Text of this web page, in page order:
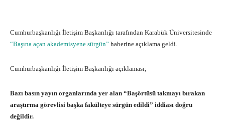
Cumhurbaşkanlığı İletişim Başkanlığı tarafından Karabük Üniversitesinde
“Başına açan akademisyene sürgün” haberine açıklama geldi.
Cumhurbaşkanlığı İletişim Başkanlığı açıklaması;
Bazı basın yayın organlarında yer alan “Başörtüsü takmayı bırakan
araştırma görevlisi başka fakülteye sürgün edildi” iddiası doğru
değildir.